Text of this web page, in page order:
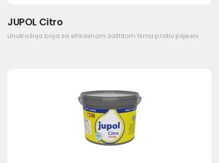
JUPOL Citro
Unutrašnja boja sa efikasnom zaštitom filma protiv plijesni